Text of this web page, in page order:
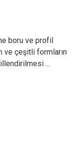
boru ve profil
ve çeşitli formların
...